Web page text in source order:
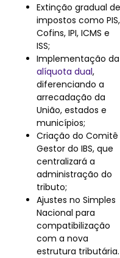
Extinção gradual de
impostos como PIS,
Cofins, IPI, ICMS e
ISS;
Implementação da
alíquota dual,
diferenciando a
arrecadação da
União, estados e
municípios;
Criação do Comitê
Gestor do IBS, que
centralizará a
administração do
tributo;
Ajustes no Simples
Nacional para
compatibilização
com a nova
estrutura tributária.